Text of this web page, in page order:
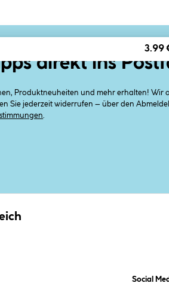
3.99
direkt ins
Produktneuheiten und mehr erhalten! Wir
Sie jederzeit widerrufen – über den
Social